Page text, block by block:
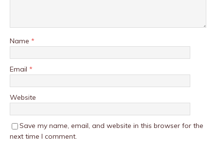
Name *
Email *
Website
Save my name, email, and website in this browser for the
next time I comment.